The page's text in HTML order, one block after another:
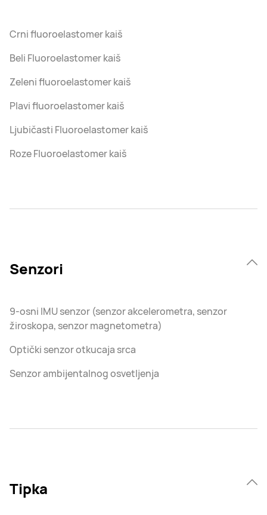
Crni fluoroelastomer kaiš
Beli Fluoroelastomer kaiš
Zeleni fluoroelastomer kaiš
Plavi fluoroelastomer kaiš
Ljubičasti Fluoroelastomer kaiš
Roze Fluoroelastomer kaiš
Senzori
9-osni IMU senzor (senzor akcelerometra, senzor
žiroskopa, senzor magnetometra)
Optički senzor otkucaja srca
Senzor ambijentalnog osvetljenja
Tipka